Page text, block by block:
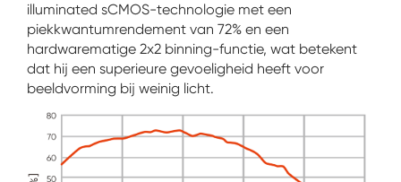
illuminated sCMOS-technologie met een
piekkwantumrendement van 72% en een
hardwarematige 2x2 binning-functie, wat betekent
dat hij een superieure gevoeligheid heeft voor
beeldvorming bij weinig licht.